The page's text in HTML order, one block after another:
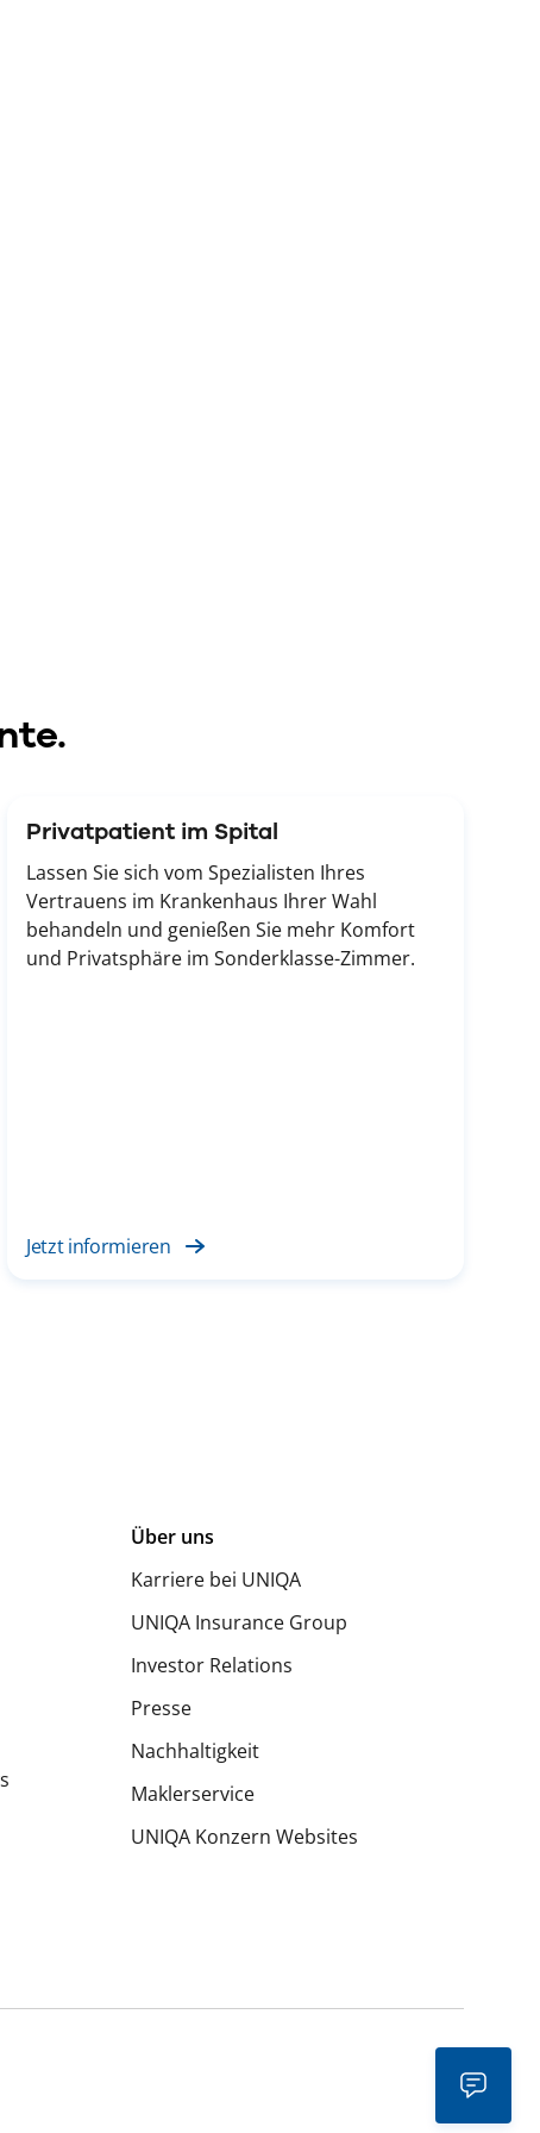
Privatpatient im Spital
Lassen Sie sich vom Spezialisten Ihres
Vertrauens im Krankenhaus Ihrer Wahl
behandeln und genießen Sie mehr Komfort
und Privatsphäre im Sonderklasse-Zimmer.
Jetzt informieren
Über uns
Karriere bei UNIQA
UNIQA Insurance Group
Investor Relations
Presse
Nachhaltigkeit
Maklerservice
UNIQA Konzern Websites